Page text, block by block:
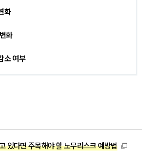
화
화
소 여부
있다면 주목해야 할 노무리스크 예방법